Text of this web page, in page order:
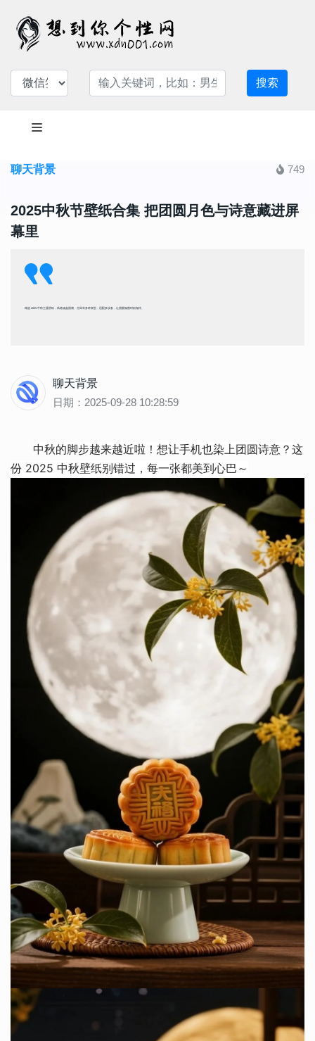
搜索
聊天背景 749
2025中秋节壁纸合集 把团圆月色与诗意藏进屏
幕里
精选 2025 中秋主题壁纸，风格涵盖国潮、古风等多种类型，适配多设备，让团圆氛围时刻相伴。
聊天背景
日期：2025-09-28 10:28:59
中秋的脚步越来越近啦！想让手机也染上团圆诗意？这
份 2025 中秋壁纸别错过，每一张都美到心巴～